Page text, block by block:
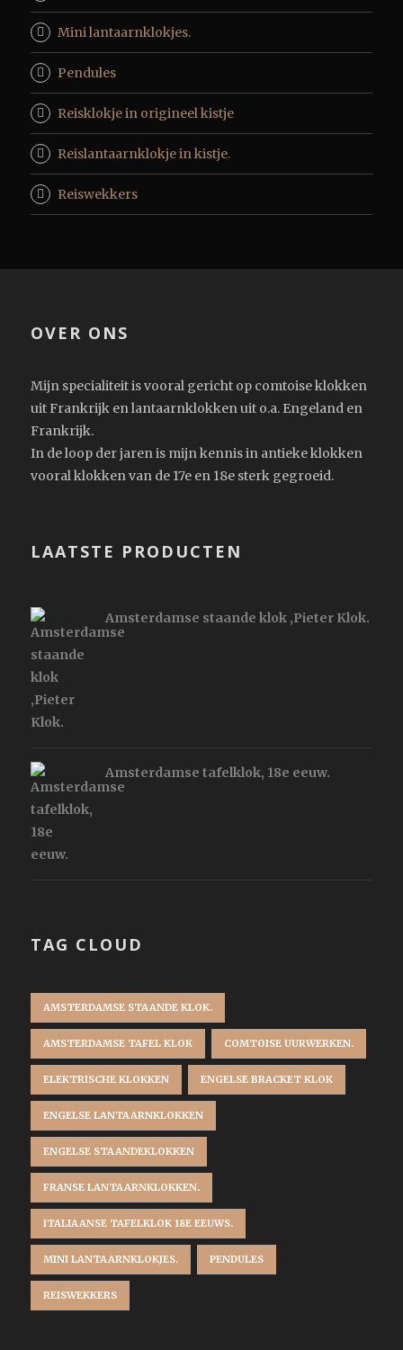
Mini lantaarnklokjes.
Pendules
Reisklokje in origineel kistje
Reislantaarnklokje in kistje.
Reiswekkers
OVER ONS
Mijn specialiteit is vooral gericht op comtoise klokken
uit Frankrijk en lantaarnklokken uit o.a. Engeland en
Frankrijk.
In de loop der jaren is mijn kennis in antieke klokken
vooral klokken van de 17e en 18e sterk gegroeid.
LAATSTE PRODUCTEN
Amsterdamse staande klok ,Pieter Klok.
Amsterdamse tafelklok, 18e eeuw.
TAG CLOUD
AMSTERDAMSE STAANDE KLOK.
AMSTERDAMSE TAFEL KLOK COMTOISE UURWERKEN.
ELEKTRISCHE KLOKKEN ENGELSE BRACKET KLOK
ENGELSE LANTAARNKLOKKEN
ENGELSE STAANDEKLOKKEN
FRANSE LANTAARNKLOKKEN.
ITALIAANSE TAFELKLOK 18E EEUWS.
MINI LANTAARNKLOKJES. PENDULES
REISWEKKERS